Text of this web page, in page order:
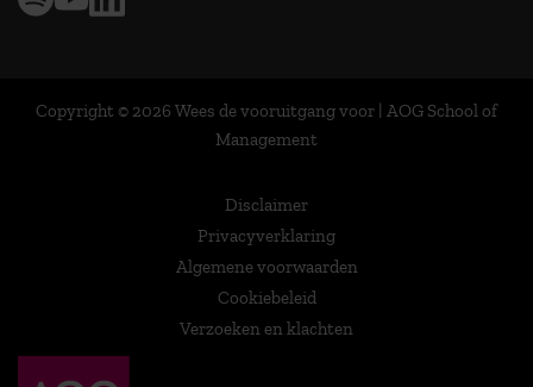
Copyright © 2026 Wees de vooruitgang voor | AOG School of
Management
Disclaimer
Privacyverklaring
Algemene voorwaarden
Cookiebeleid
Verzoeken en klachten